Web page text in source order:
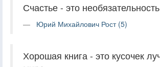
Счастье - это
Юрий Михайлович Рост (5)
Хорошая книга - это кусочек